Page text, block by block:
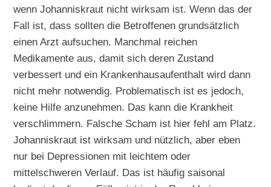
wenn Johanniskraut nicht wirksam ist. Wenn das der
Fall ist, dass sollten die Betroffenen grundsätzlich
einen Arzt aufsuchen. Manchmal reichen
Medikamente aus, damit sich deren Zustand
verbessert und ein Krankenhausaufenthalt wird dann
nicht mehr notwendig. Problematisch ist es jedoch,
keine Hilfe anzunehmen. Das kann die Krankheit
verschlimmern. Falsche Scham ist hier fehl am Platz.
Johanniskraut ist wirksam und nützlich, aber eben
nur bei Depressionen mit leichtem oder
mittelschweren Verlauf. Das ist häufig saisonal